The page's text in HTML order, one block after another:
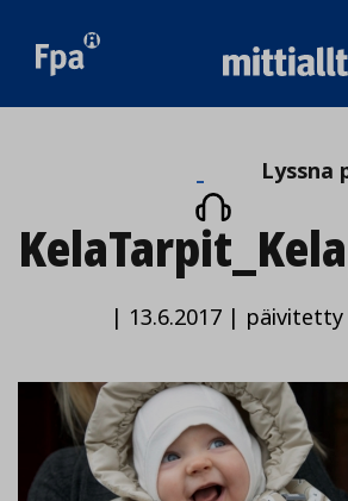
Lyssna
på
artikeln
Lyssna
| 13.6.2017| päivitetty